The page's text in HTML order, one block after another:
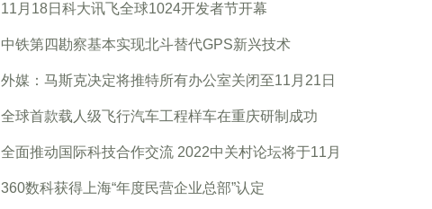
11月18日科大讯飞全球1024开发者节开幕
中铁第四勘察基本实现北斗替代GPS新兴技术
外媒：马斯克决定将推特所有办公室关闭至11月21日
全球首款载人级飞行汽车工程样车在重庆研制成功
全面推动国际科技合作交流 2022中关村论坛将于11月
360数科获得上海“年度民营企业总部”认定